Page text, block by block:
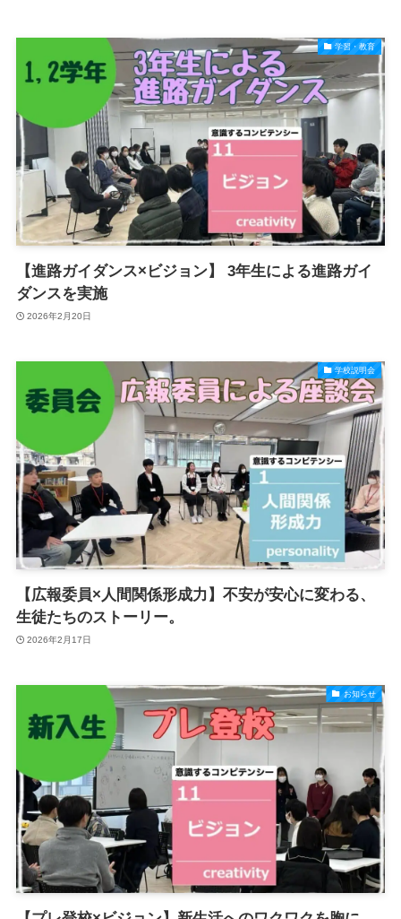
学習・教育
【進路ガイダンス×ビジョン】 3年生による進路ガイ
ダンスを実施
2026年2月20日
学校説明会
【広報委員×人間関係形成力】不安が安心に変わる、
生徒たちのストーリー。
2026年2月17日
お知らせ